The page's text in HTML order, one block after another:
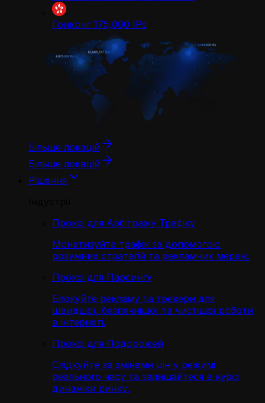
Гонконг 175,000 IPs
Більше локацій
Більше локацій
Рішення
Проксі для Арбітражу Трафіку
Монетизуйте трафік за допомогою
розумних стратегій та рекламних мереж.
Проксі для Парсингу
Блокуйте рекламу та трекери для
швидшої, безпечнішої та чистішої роботи
в інтернеті.
Проксі для Подорожей
Слідкуйте за змінами цін у режимі
реального часу та залишайтеся в курсі
динаміки ринку.